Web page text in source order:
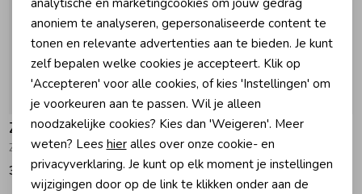
Zebra Trends
Zebra Maan Rugzak 043 Beige
39,95
Zebra Trends
Rugtas 023 Green
24,95
analytische en marketingcookies om jouw gedrag
anoniem te analyseren, gepersonaliseerde content te
tonen en relevante advertenties aan te bieden. Je kunt
zelf bepalen welke cookies je accepteert. Klik op
'Accepteren' voor alle cookies, of kies 'Instellingen' om
je voorkeuren aan te passen. Wil je alleen
noodzakelijke cookies? Kies dan 'Weigeren'. Meer
weten? Lees hieralles over onze cookie- en
privacyverklaring. Je kunt op elk moment je instellingen
wijzigingen door op de link te klikken onder aan de